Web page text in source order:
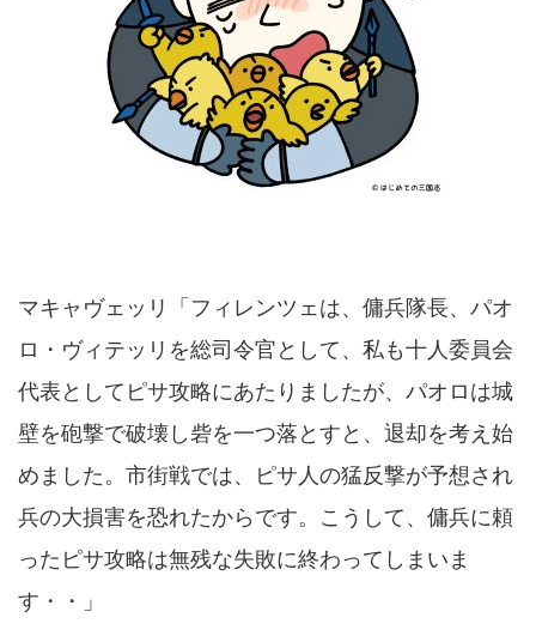
マキャヴェッリ「フィレンツェは、傭兵隊長、パオ
ロ・ヴィテッリを総司令官として、私も十人委員会
代表としてピサ攻略にあたりましたが、パオロは城
壁を砲撃で破壊し砦を一つ落とすと、退却を考え始
めました。市街戦では、ピサ人の猛反撃が予想され
兵の大損害を恐れたからです。こうして、傭兵に頼
ったピサ攻略は無残な失敗に終わってしまいま
す・・」